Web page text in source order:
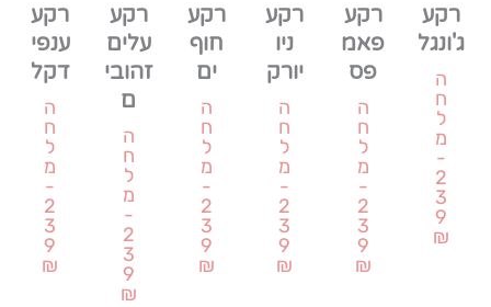
רקע
ג'ונגל
ה
ח
ל
מ
-
2
3
9
₪
רקע
פאמ
פס
ה
ח
ל
מ
-
2
3
9
₪
רקע
ניו
יורק
ה
ח
ל
מ
-
2
3
9
₪
רקע
חוף
ים
ה
ח
ל
מ
-
2
3
9
₪
רקע
עלים
זהובי
ם
ה
ח
ל
מ
-
2
3
9
₪
רקע
ענפי
דקל
ה
ח
ל
מ
-
2
3
9
₪